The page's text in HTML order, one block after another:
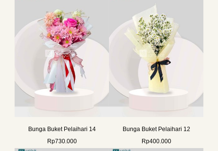
Bunga Buket Pelaihari 14
Rp730.000
Bunga Buket Pelaihari 12
Rp400.000